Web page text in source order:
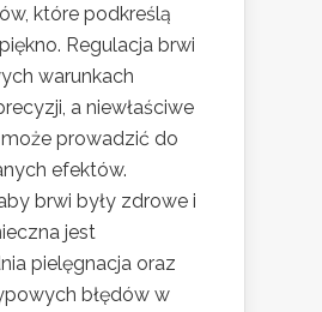
które podkreślą
Regulacja brwi
warunkach
a niewłaściwe
prowadzić do
efektów.
brwi były zdrowe i
jest
pielęgnacja oraz
błędów w